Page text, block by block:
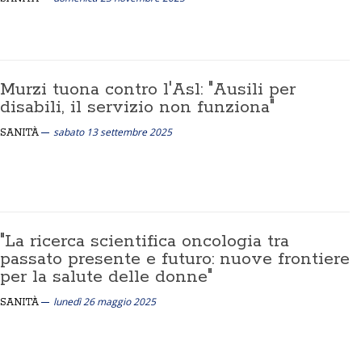
Murzi tuona contro l'Asl: "Ausili per
disabili, il servizio non funziona"
SANITÀ sabato 13 settembre 2025
"La ricerca scientifica oncologia tra
passato presente e futuro: nuove frontiere
per la salute delle donne"
SANITÀ lunedì 26 maggio 2025